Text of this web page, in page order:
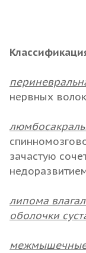
нервных
зачастую
липома
оболочки